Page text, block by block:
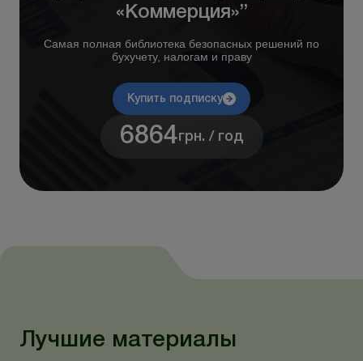
«Коммерция»”
Самая полная библиотека безопасных решений по
бухучету, налогам и праву
Купить подписку
6864грн. / год
Лучшие материалы